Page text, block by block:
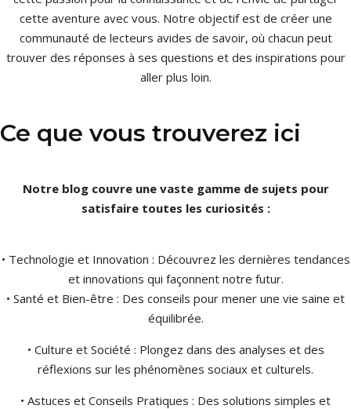
cette aventure avec vous. Notre objectif est de créer une
communauté de lecteurs avides de savoir, où chacun peut
trouver des réponses à ses questions et des inspirations pour
aller plus loin.
Ce que vous trouverez ici
Notre blog couvre une vaste gamme de sujets pour
satisfaire toutes les curiosités :
• Technologie et Innovation : Découvrez les dernières tendances
et innovations qui façonnent notre futur.
• Santé et Bien-être : Des conseils pour mener une vie saine et
équilibrée.
• Culture et Société : Plongez dans des analyses et des
réflexions sur les phénomènes sociaux et culturels.
• Astuces et Conseils Pratiques : Des solutions simples et